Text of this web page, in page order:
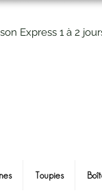
Express 1 à 2
Toupies